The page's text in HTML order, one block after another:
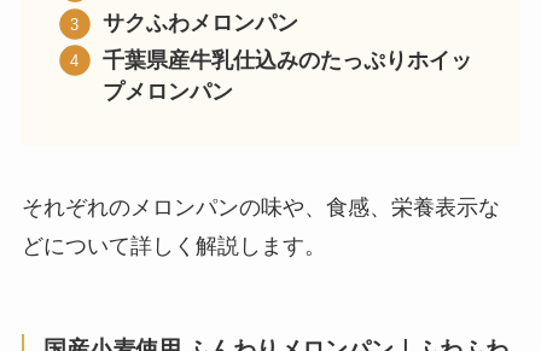
サクふわメロンパン
千葉県産牛乳仕込みのたっぷりホイッ
プメロンパン
それぞれのメロンパンの味や、食感、栄養表示な
どについて詳しく解説します。